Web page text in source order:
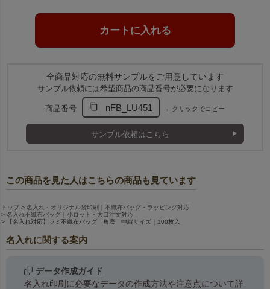
全商品対応の無料サンプルをご用意しています
サンプル依頼には希望商品の商品番号が必要になります
商品番号 nFB_LU451 ←クリックでコピー
サンプル依頼はこちら
この商品を見た人はこちらの商品も見ています
トップ
名入れ・オリジナル袋印刷｜不織布バッグ・ラッピング対応
名入れ不織布バッグ｜小ロット・大口注文対応
【名入れ対応】ラミ不織布バッグ 角底 中縦サイズ｜100枚入
名入れに関する案内
データ作成ガイド
名入れ印刷に必要なデータの作成方法や注意点について詳